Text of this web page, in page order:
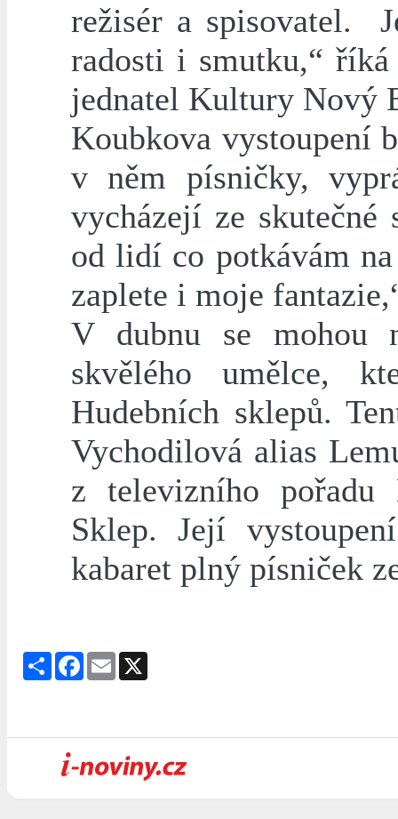
režisér a spisovatel.
radosti i smutku,“ říká
jednatel Kultury Nový
Koubkova vystoupení
v něm písničky,
vycházejí ze
od lidí co potkávám na
zaplete i moje
V dubnu se mohou
skvělého umělce,
Hudebních sklepů.
Vychodilová alias
z televizního
Sklep. Její
kabaret plný písniček
Share Facebook
Email